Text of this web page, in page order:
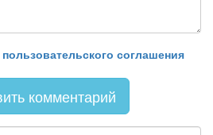
пользовательского соглашения